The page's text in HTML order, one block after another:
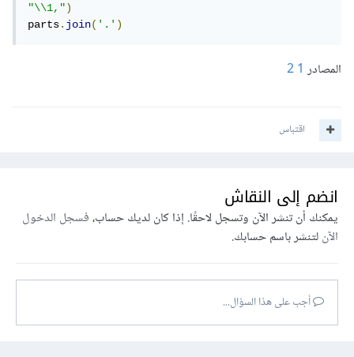
"\\1,")
parts.join('.')
المصادر1
2
اقتباس
انضم إلى النقاش
يمكنك أن تنشر الآن وتسجل لاحقًا. إذا كان لديك حساب،فسجل الدخول
الآنلتنشر باسم حسابك.
أجب على هذا السؤال...